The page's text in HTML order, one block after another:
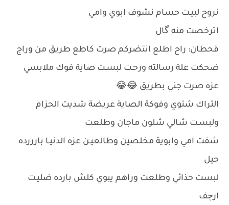
نروح لبيـت حسام نشوف ابوي وامي
اترخصت منه گال
قحطان: راح اطلع انتضركم صرت كاطع طريق من وراج
ضحكت علة رسالته ورحـت لبسـت صاية فوك ملابسي
عزه صرت جني بطريق 😂😂
التراك شتوي وفوكة الصاية عريضة شديت الحزام
ولبسـت شالي شلون ماجان وطلعت
شفت امي وابوية مخلصين وطالعيـن عزه الدنيـا بارررده
حيل
لبست حذائي وطلعت وراهم يبوي كلش بارده ضليـت
ارچف